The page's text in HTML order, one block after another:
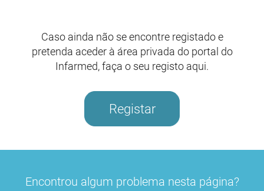
Caso ainda não se encontre registado e
pretenda aceder à área privada do portal do
Infarmed, faça o seu registo aqui.
Registar
Encontrou algum problema nesta página?